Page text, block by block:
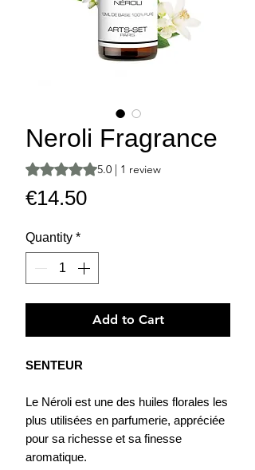
Neroli Fragrance
Rating is 5.0 out of five stars based on 1
5.0 | 1 review
€14.50Price
Quantity *
Add to Cart
SENTEUR
Le Néroli est une des huiles florales les
plus utilisées en parfumerie, appréciée
pour sa richesse et sa finesse
aromatique.